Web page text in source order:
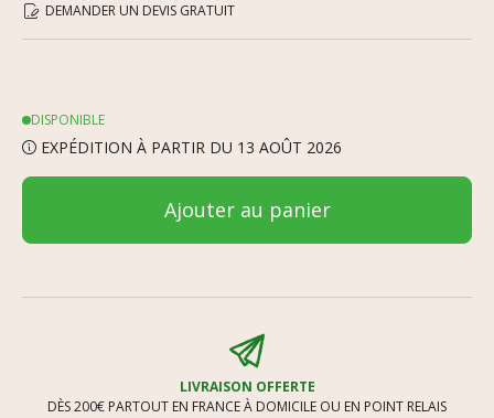
DEMANDER UN DEVIS GRATUIT
DISPONIBLE
EXPÉDITION À PARTIR DU 13 AOÛT 2026
Ajouter au panier
LIVRAISON OFFERTE
DÈS 200€ PARTOUT EN FRANCE À DOMICILE OU EN POINT RELAIS